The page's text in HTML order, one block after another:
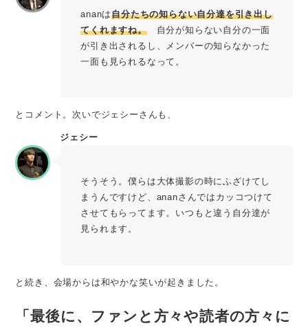
ananは自分たちの知らない自分達を引き出し
てくれますね。自分が知らない自分の一面
が引き出されるし、メンバーの知らなかった
一面も見られるなって。
とコメント。次いでジェシーさんも、
ジェシー
そうそう。僕らは大体撮影の時にふざけてし
まうんですけど、ananさんではカッコつけて
させてもらってます。いつもと違う自分達が
見られます。
と続き、会場からは和やかな笑いが起きました。
「最後に、ファンと方々や読者の方々に